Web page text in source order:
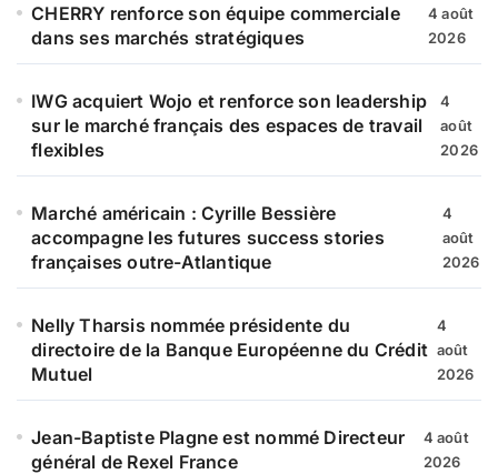
CHERRY renforce son équipe commerciale
dans ses marchés stratégiques
4 août
2026
IWG acquiert Wojo et renforce son leadership
sur le marché français des espaces de travail
flexibles
4
août
2026
Marché américain : Cyrille Bessière
accompagne les futures success stories
françaises outre-Atlantique
4
août
2026
Nelly Tharsis nommée présidente du
directoire de la Banque Européenne du Crédit
Mutuel
4
août
2026
Jean-Baptiste Plagne est nommé Directeur
général de Rexel France
4 août
2026